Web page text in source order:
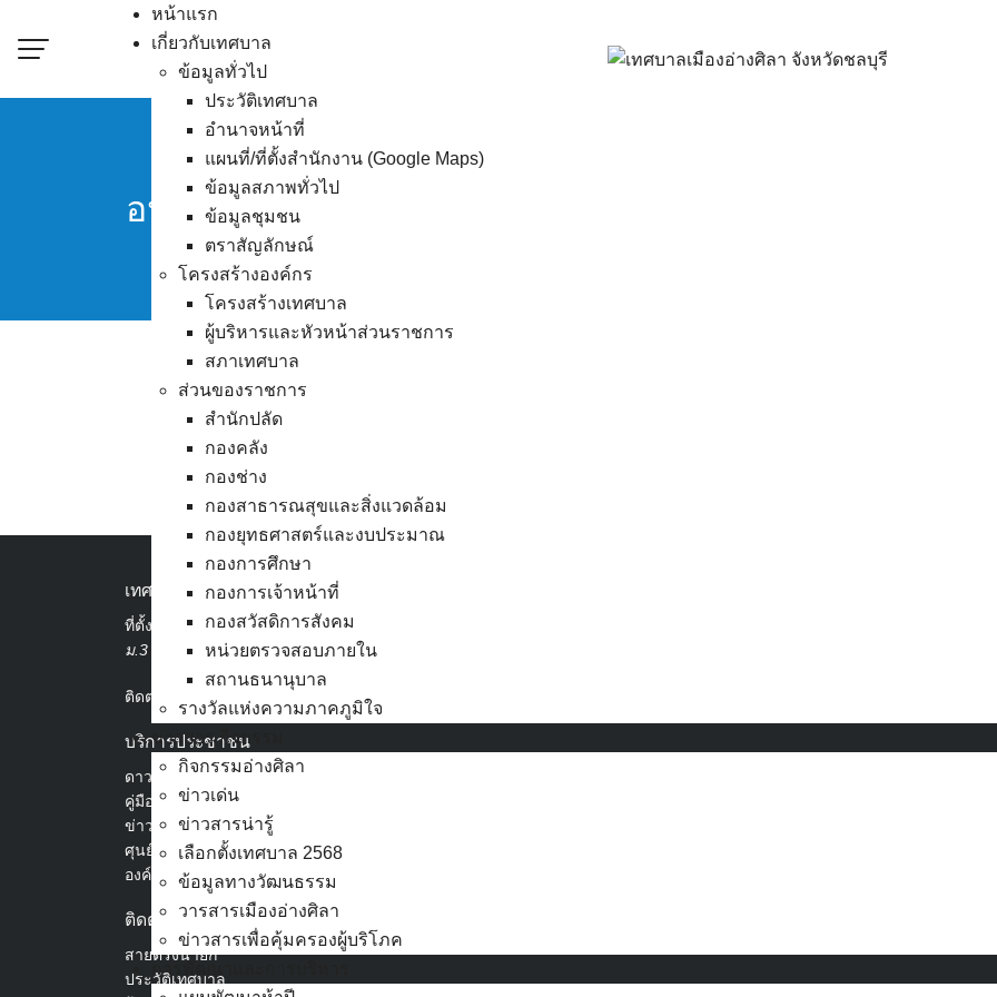
หน้าแรก
เกี่ยวกับเทศบาล
ข้อมูลทั่วไป
ประวัติเทศบาล
อำนาจหน้าที่
แผนที่/ที่ตั้งสำนักงาน (Google Maps)
ข้อมูลสภาพทั่วไป
ข้อมูลชุมชน
ตราสัญลักษณ์
โครงสร้างองค์กร
โครงสร้างเทศบาล
ผู้บริหารและหัวหน้าส่วนราชการ
สภาเทศบาล
ส่วนของราชการ
สำนักปลัด
กองคลัง
กองช่าง
กองสาธารณสุขและสิ่งแวดล้อม
กองยุทธศาสตร์และงบประมาณ
กองการศึกษา
กองการเจ้าหน้าที่
กองสวัสดิการสังคม
หน่วยตรวจสอบภายใน
สถานธนานุบาล
รางวัลแห่งความภาคภูมิใจ
ข่าวสาร กิจกรรม
กิจกรรมอ่างศิลา
ข่าวเด่น
ข่าวสารน่ารู้
เลือกตั้งเทศบาล 2568
ข้อมูลทางวัฒนธรรม
วารสารเมืองอ่างศิลา
ข่าวสารเพื่อคุ้มครองผู้บริโภค
การพัฒนาและการบริหาร
เทศบาลเมืองอ่างศิลา ใช้แนวทางในการปฏิบัติกำหนดค่
อนุญาต และการต่ออายุใบอนุญาต ตามกฎกระทรวงฉบับที่
เทศบาลเมืองอ่างศิลา
ที่ตั้ง :
สำนักงานเทศบาลเมืองอ่างศิลา 90/338
ม.3 ต.เสม็ด อ.เมือง จ.ชลบุรี 20000
ติดต่อ : 038-142-100-104
บริการประชาชน
ดาวน์โหลดแบบฟอร์ม, เอกสาร
คู่มือสำหรับประชาชน/คู่มือการปฏิบัติงาน
ข่าวสารน่ารู้
ศุนย์ข้อมูลข่าวสารอิเล็กทรอนิกส์
องค์ความรู้ (Knowledge Management)
ติดต่อเทศบาล
สายตรงนายก
ประวัติเทศบาล